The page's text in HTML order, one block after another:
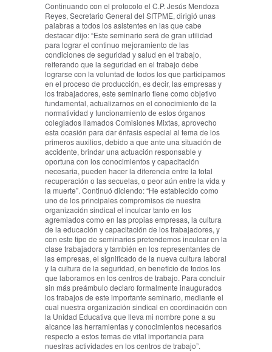
Continuando con el protocolo el C.P. Jesús Mendoza
Reyes, Secretario General del SITPME, dirigió unas
palabras a todos los asistentes en las que cabe
destacar dijo: “Este seminario será de gran utilidad
para lograr el continuo mejoramiento de las
condiciones de seguridad y salud en el trabajo,
reiterando que la seguridad en el trabajo debe
lograrse con la voluntad de todos los que participamos
en el proceso de producción, es decir, las empresas y
los trabajadores, este seminario tiene como objetivo
fundamental, actualizarnos en el conocimiento de la
normatividad y funcionamiento de estos órganos
colegiados llamados Comisiones Mixtas, aprovecho
esta ocasión para dar énfasis especial al tema de los
primeros auxilios, debido a que ante una situación de
accidente, brindar una actuación responsable y
oportuna con los conocimientos y capacitación
necesaria, pueden hacer la diferencia entre la total
recuperación o las secuelas, o peor aún entre la vida y
la muerte”. Continuó diciendo: “He establecido como
uno de los principales compromisos de nuestra
organización sindical el inculcar tanto en los
agremiados como en las propias empresas, la cultura
de la educación y capacitación de los trabajadores, y
con este tipo de seminarios pretendemos inculcar en la
clase trabajadora y también en los representantes de
las empresas, el significado de la nueva cultura laboral
y la cultura de la seguridad, en beneficio de todos los
que laboramos en los centros de trabajo. Para concluir
sin más preámbulo declaro formalmente inaugurados
los trabajos de este importante seminario, mediante el
cual nuestra organización sindical en coordinación con
la Unidad Educativa que lleva mi nombre pone a su
alcance las herramientas y conocimientos necesarios
respecto a estos temas de vital importancia para
nuestras actividades en los centros de trabajo”.